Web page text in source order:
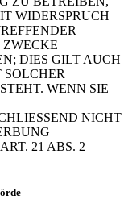
WIDERSPRUCH
ZWECKE
DIES GILT AUCH
WENN SIE
NICHT
21 ABS. 2